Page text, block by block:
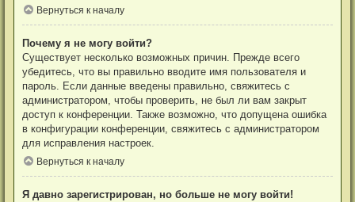
Вернуться к началу
Почему я не могу войти?
Существует несколько возможных причин. Прежде всего
убедитесь, что вы правильно вводите имя пользователя и
пароль. Если данные введены правильно, свяжитесь с
администратором, чтобы проверить, не был ли вам закрыт
доступ к конференции. Также возможно, что допущена ошибка
в конфигурации конференции, свяжитесь с администратором
для исправления настроек.
Вернуться к началу
Я давно зарегистрирован, но больше не могу войти!